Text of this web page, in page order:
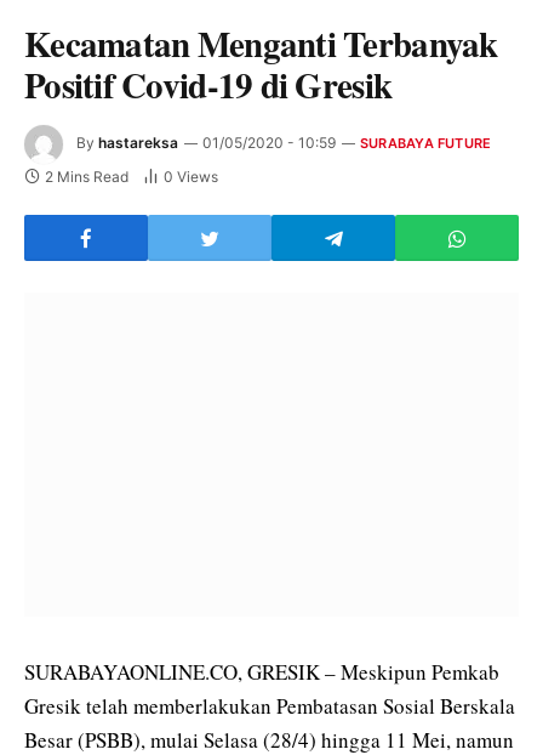
Kecamatan Menganti Terbanyak
Positif Covid-19 di Gresik
By hastareksa 01/05/2020 - 10:59 SURABAYA FUTURE
2 Mins Read 0 Views
SURABAYAONLINE.CO, GRESIK – Meskipun Pemkab
Gresik telah memberlakukan Pembatasan Sosial Berskala
Besar (PSBB), mulai Selasa (28/4) hingga 11 Mei, namun